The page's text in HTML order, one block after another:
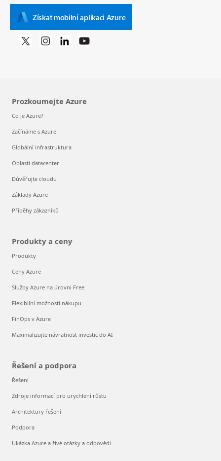
Získat mobilní aplikaci Azure
Prozkoumejte Azure
Co je Azure?
Začínáme s Azure
Globální infrastruktura
Oblasti datacenter
Důvěřujte cloudu
Základy Azure
Příběhy zákazníků
Produkty a ceny
Produkty
Ceny Azure
Služby Azure na úrovni Free
Flexibilní možnosti nákupu
FinOps v Azure
Maximalizujte návratnost investic do AI
Řešení a podpora
Řešení
Zdroje informací pro urychlení růstu
Architektury řešení
Podpora
Ukázka Azure a živé otázky a odpovědi